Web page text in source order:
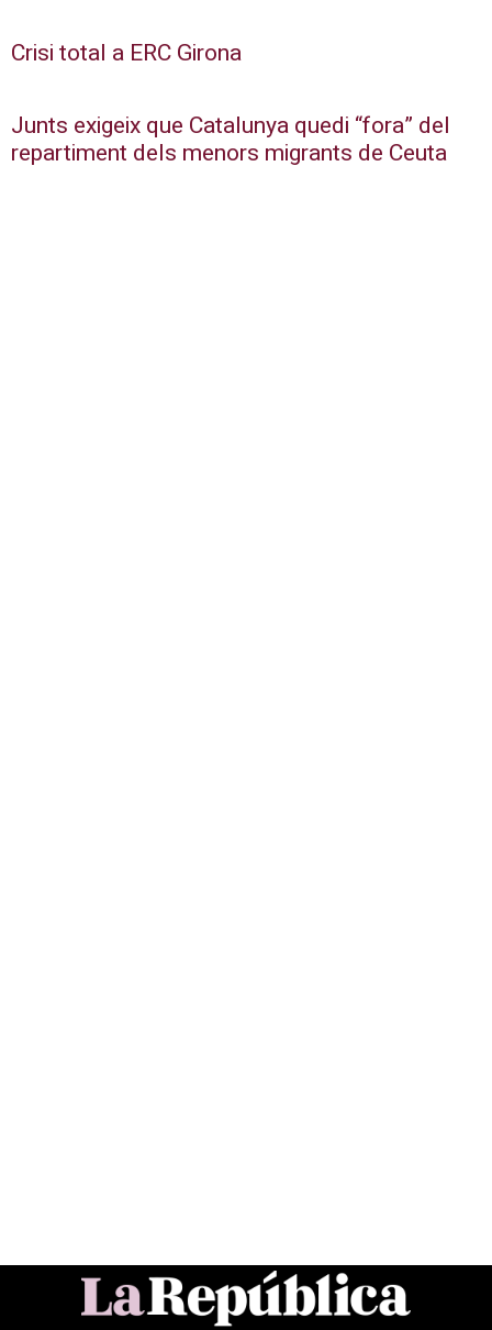
Crisi total a ERC Girona
Junts exigeix que Catalunya quedi “fora” del
repartiment dels menors migrants de Ceuta